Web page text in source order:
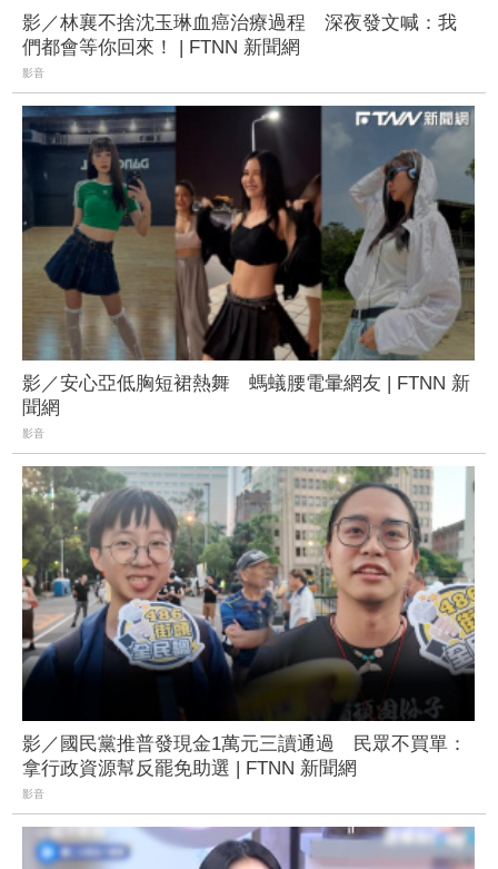
影／林襄不捨沈玉琳血癌治療過程 深夜發文喊：我
們都會等你回來！ | FTNN 新聞網
影音
影／安心亞低胸短裙熱舞 螞蟻腰電暈網友 | FTNN 新
聞網
影音
影／國民黨推普發現金1萬元三讀通過 民眾不買單：
拿行政資源幫反罷免助選 | FTNN 新聞網
影音